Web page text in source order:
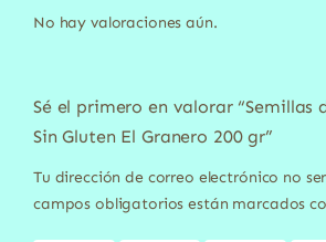
No hay valoraciones aún.
Sé el primero en valorar “Semillas
Sin Gluten El Granero 200 gr”
Tu dirección de correo electrónico no
campos obligatorios están marcados